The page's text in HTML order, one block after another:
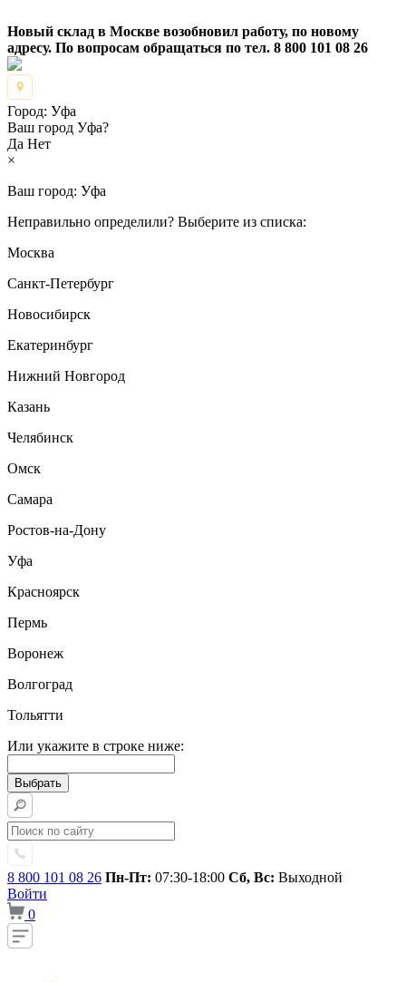
Новый склад в Москве возобновил работу, по новому
адресу. По вопросам обращаться по тел. 8 800 101 08 26
Город: Уфа
Ваш город Уфа?
Да Нет
×
Ваш город: Уфа
Неправильно определили? Выберите из списка:
Москва
Санкт-Петербург
Новосибирск
Екатеринбург
Нижний Новгород
Казань
Челябинск
Омск
Самара
Ростов-на-Дону
Уфа
Красноярск
Пермь
Воронеж
Волгоград
Тольятти
Или укажите в строке ниже:
8 800 101 08 26 Пн-Пт: 07:30-18:00 Сб, Вс: Выходной
Войти
0